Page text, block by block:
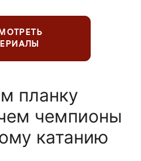
планку
чемпионы
катанию